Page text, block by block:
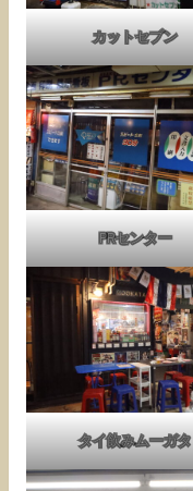
カットセブン
PRセンター
タイ飲みムーガタ